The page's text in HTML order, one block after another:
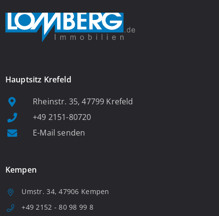
Hauptsitz Krefeld
Rheinstr. 35, 47799 Krefeld
+49 2151-80720
E-Mail senden
Kempen
Umstr. 34, 47906 Kempen
+49 2152 - 80 98 99 8